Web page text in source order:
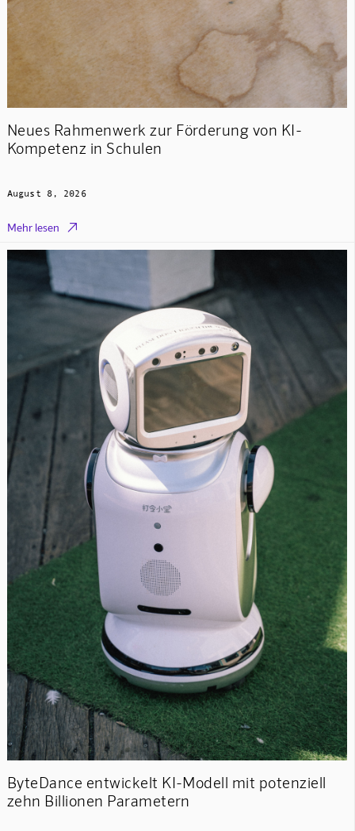
Neues Rahmenwerk zur Förderung von KI-
Kompetenz in Schulen
August 8, 2026
Mehr lesen 
ByteDance entwickelt KI-Modell mit potenziell
zehn Billionen Parametern